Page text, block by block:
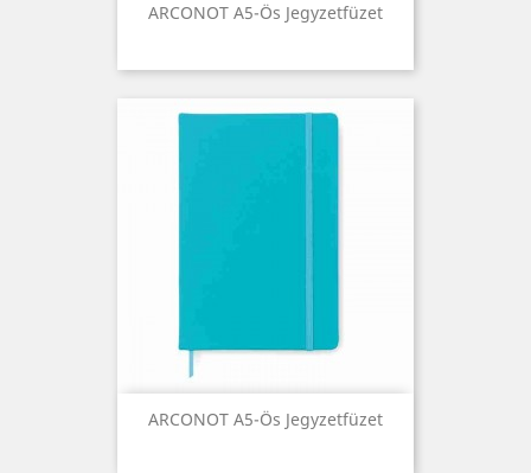
ARCONOT A5-Ös Jegyzetfüzet
ARCONOT A5-Ös Jegyzetfüzet